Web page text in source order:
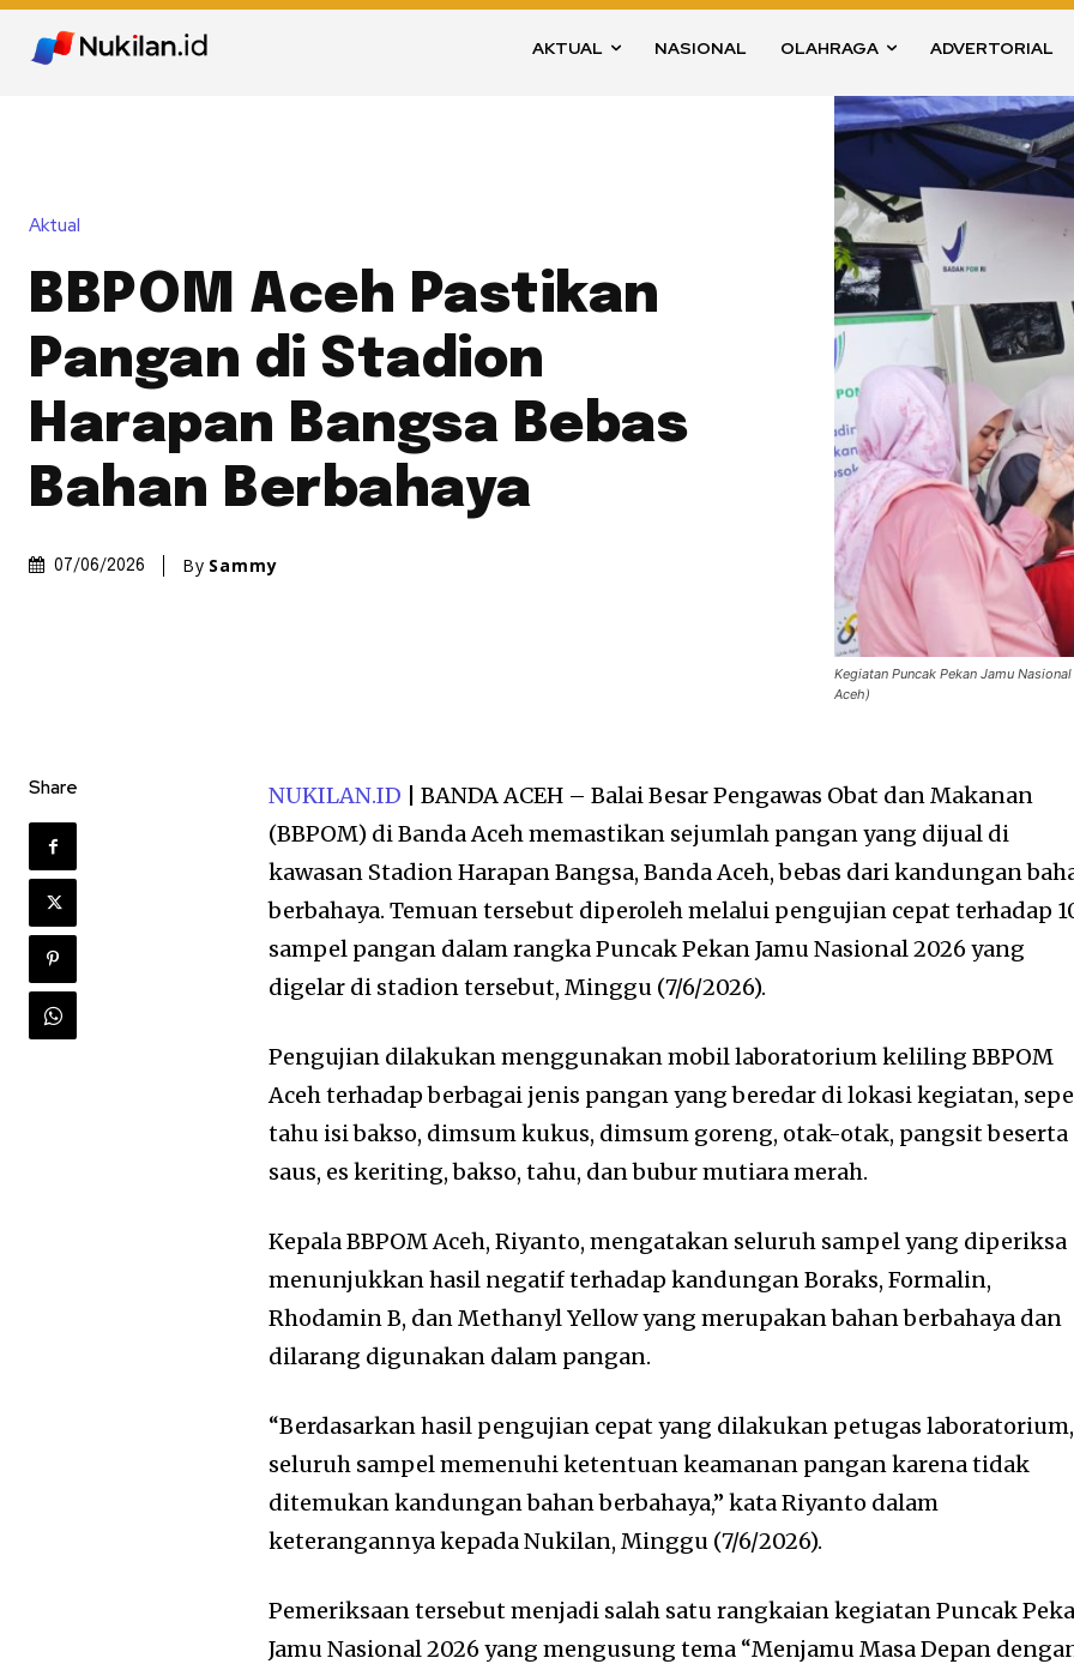
AKTUAL NASIONAL OLAHRAGA ADVERTORIAL
Aktual
BBPOM Aceh Pastikan
Pangan di Stadion
Harapan Bangsa Bebas
Bahan Berbahaya
07/06/2026 By Sammy
Kegiatan Puncak Pekan Jamu
Aceh)
Share NUKILAN.ID | BANDA ACEH – Balai Besar Pengawas Obat dan Makanan
(BBPOM) di Banda Aceh memastikan sejumlah pangan yang dijual di
kawasan Stadion Harapan Bangsa, Banda Aceh, bebas dari kandungan
berbahaya. Temuan tersebut diperoleh melalui pengujian cepat terhadap
sampel pangan dalam rangka Puncak Pekan Jamu Nasional 2026 yang
digelar di stadion tersebut, Minggu (7/6/2026).
Pengujian dilakukan menggunakan mobil laboratorium keliling BBPOM
Aceh terhadap berbagai jenis pangan yang beredar di lokasi kegiatan,
tahu isi bakso, dimsum kukus, dimsum goreng, otak-otak, pangsit beserta
saus, es keriting, bakso, tahu, dan bubur mutiara merah.
Kepala BBPOM Aceh, Riyanto, mengatakan seluruh sampel yang diperiksa
menunjukkan hasil negatif terhadap kandungan Boraks, Formalin,
Rhodamin B, dan Methanyl Yellow yang merupakan bahan berbahaya dan
dilarang digunakan dalam pangan.
“Berdasarkan hasil pengujian cepat yang dilakukan petugas laboratorium,
seluruh sampel memenuhi ketentuan keamanan pangan karena tidak
ditemukan kandungan bahan berbahaya,” kata Riyanto dalam
keterangannya kepada Nukilan, Minggu (7/6/2026).
Pemeriksaan tersebut menjadi salah satu rangkaian kegiatan Puncak
Jamu Nasional 2026 yang mengusung tema “Menjamu Masa Depan